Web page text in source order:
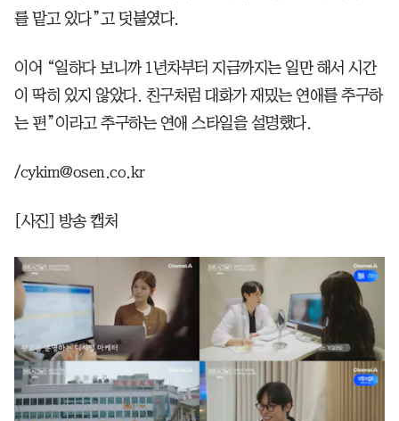
를 맡고 있다”고 덧붙였다.
이어 “일하다 보니까 1년차부터 지금까지는 일만 해서 시간
이 딱히 있지 않았다. 친구처럼 대화가 재밌는 연애를 추구하
는 편”이라고 추구하는 연애 스타일을 설명했다.
/cykim@osen.co.kr
[사진] 방송 캡처